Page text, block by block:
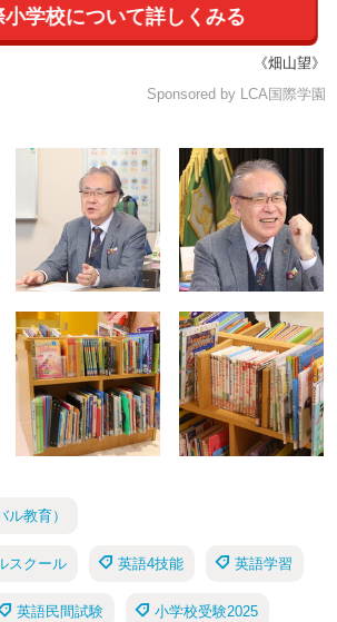
小学校について詳しくみる
《畑山望》
Sponsored by LCA国際学園
ル教育）
スクール 英語4技能 英語学習
英語民間試験 小学校受験2025